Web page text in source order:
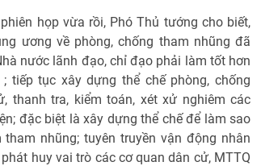
họp vừa rồi, Phó Thủ tướng cho biết,
ương về phòng, chống tham nhũng đã
nước lãnh đạo, chỉ đạo phải làm tốt hơn
tiếp tục xây dựng thể chế phòng, chống
thanh tra, kiểm toán, xét xử nghiêm các
đặc biệt là xây dựng thể chế để làm sao
nhũng; tuyên truyền vận động nhân
huy vai trò các cơ quan dân cử, MTTQ